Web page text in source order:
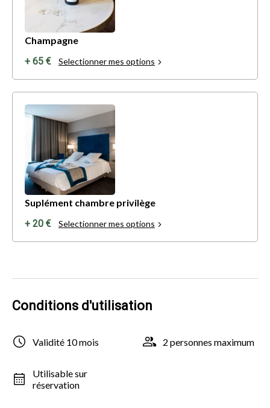
Champagne
+ 65 €
Selectionner mes options
Suplément chambre privilège
+ 20 €
Selectionner mes options
Conditions d'utilisation
Validité 10 mois 2 personnes maximum
Utilisable sur
réservation